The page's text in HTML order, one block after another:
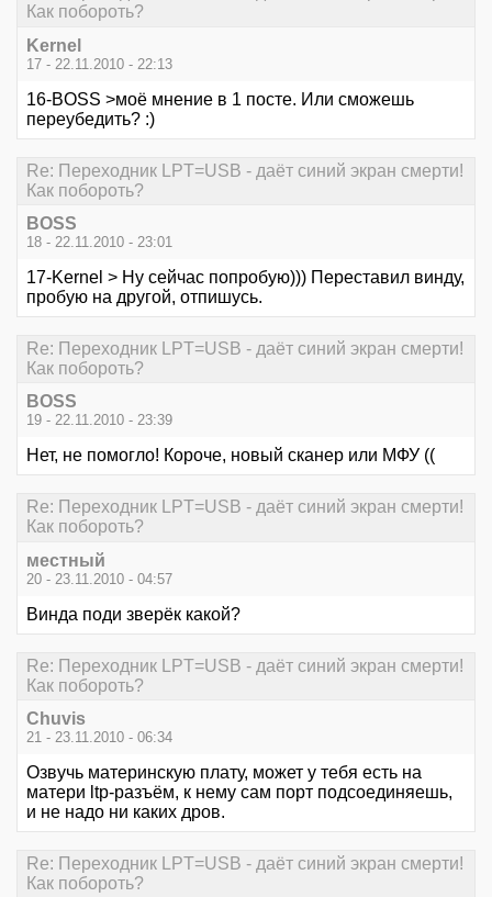
Как побороть?
Kernel
17 - 22.11.2010 - 22:13
16-BOSS >моё мнение в 1 посте. Или сможешь
переубедить? :)
Re: Переходник LPT=USB - даёт синий экран смерти!
Как побороть?
BOSS
18 - 22.11.2010 - 23:01
17-Kernel > Ну сейчас попробую))) Переставил винду,
пробую на другой, отпишусь.
Re: Переходник LPT=USB - даёт синий экран смерти!
Как побороть?
BOSS
19 - 22.11.2010 - 23:39
Нет, не помогло! Короче, новый сканер или МФУ ((
Re: Переходник LPT=USB - даёт синий экран смерти!
Как побороть?
местный
20 - 23.11.2010 - 04:57
Винда поди зверёк какой?
Re: Переходник LPT=USB - даёт синий экран смерти!
Как побороть?
Chuvis
21 - 23.11.2010 - 06:34
Озвучь материнскую плату, может у тебя есть на
матери ltp-разъём, к нему сам порт подсоединяешь,
и не надо ни каких дров.
Re: Переходник LPT=USB - даёт синий экран смерти!
Как побороть?